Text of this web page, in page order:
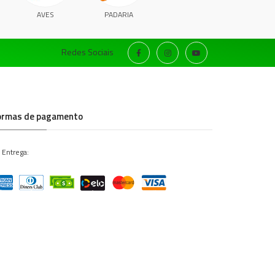
AVES PADARIA
Redes Sociais
de pagamento
Entrega: